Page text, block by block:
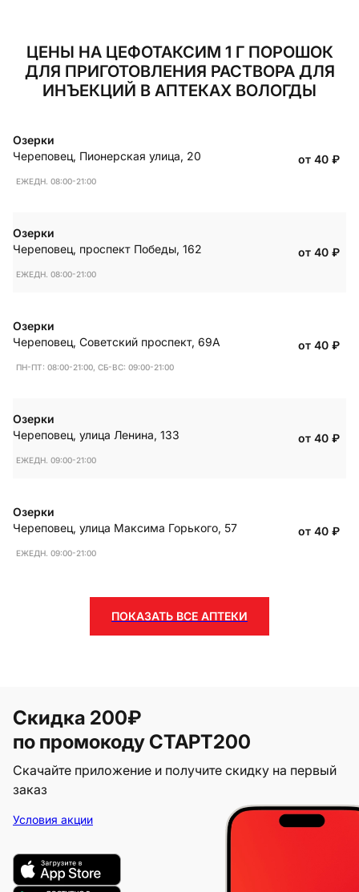
ЦЕНЫ НА ЦЕФОТАКСИМ 1 Г ПОРОШОК
ДЛЯ ПРИГОТОВЛЕНИЯ РАСТВОРА ДЛЯ
ИНЪЕКЦИЙ В АПТЕКАХ ВОЛОГДЫ
Озерки
Череповец, Пионерская улица, 20
ЕЖЕДН. 08:00-21:00
от 40 ₽
Озерки
Череповец, проспект Победы, 162
ЕЖЕДН. 08:00-21:00
от 40 ₽
Озерки
Череповец, Советский проспект, 69А
ПН-ПТ: 08:00-21:00, СБ-ВС: 09:00-21:00
от 40 ₽
Озерки
Череповец, улица Ленина, 133
ЕЖЕДН. 09:00-21:00
от 40 ₽
Озерки
Череповец, улица Максима Горького, 57
ЕЖЕДН. 09:00-21:00
от 40 ₽
ПОКАЗАТЬ ВСЕ АПТЕКИ
Скидка 200₽
по промокоду СТАРТ200
Скачайте приложение и получите скидку на первый
заказ
Условия акции